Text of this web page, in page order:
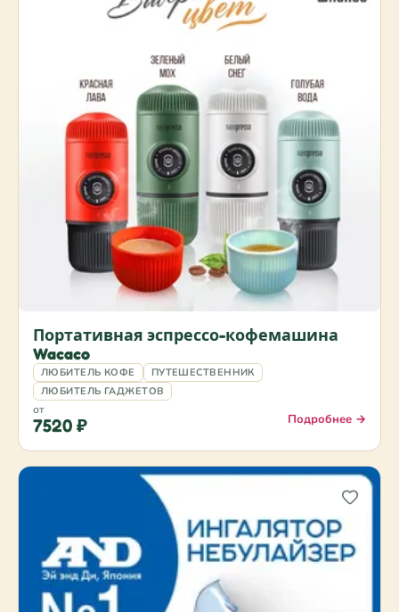
Портативная эспрессо-кофемашина
Wacaco
ЛЮБИТЕЛЬ КОФЕ
ПУТЕШЕСТВЕННИК
ЛЮБИТЕЛЬ ГАДЖЕТОВ
от
7520 ₽ Подробнее →